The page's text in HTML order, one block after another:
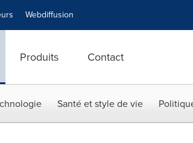
Webdiffusion
Produits Contact
Santé et style de vie